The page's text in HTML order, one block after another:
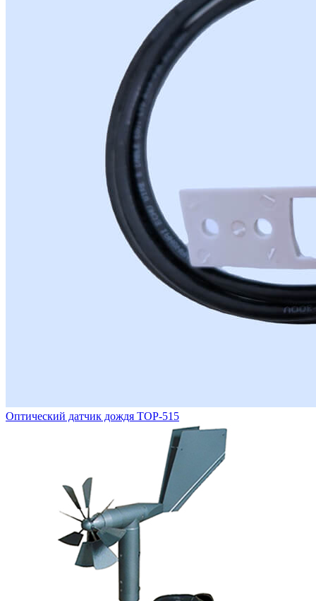
Оптический датчик дождя ТОР-515